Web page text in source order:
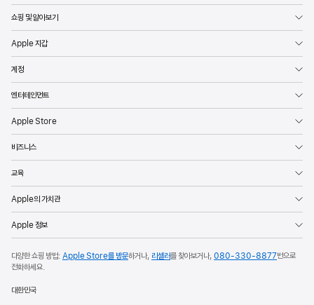
마케팅
및
확보를
환경을
앱
내
구입을
쇼핑 및 알아보기
Apple 지갑
계정
엔터테인먼트
Apple Store
비즈니스
교육
Apple의 가치관
Apple 정보
다양한 쇼핑 방법: Apple Store를 방문하거나, 리셀러를 찾아보거나, 080-330-8877번으로
전화하세요.
대한민국